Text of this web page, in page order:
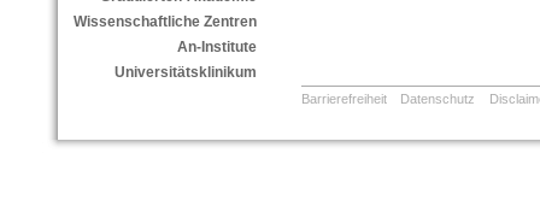
Wissenschaftliche Zentren
An-Institute
Universitätsklinikum
Barrierefreiheit Datenschutz